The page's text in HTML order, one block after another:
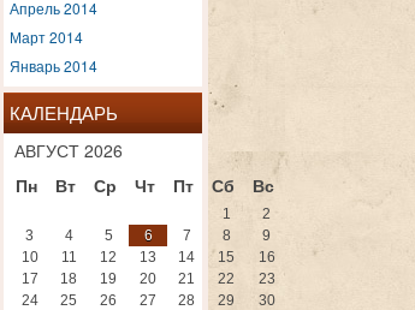
Апрель 2014
Март 2014
Январь 2014
КАЛЕНДАРЬ
АВГУСТ 2026
Пн
Вт Ср Чт Пт Сб Вс
1
2
3
4 5 6 7 8
9
10
11 12 13 14 15
16
17
18 19 20 21 22
23
24
25 26 27 28 29
30